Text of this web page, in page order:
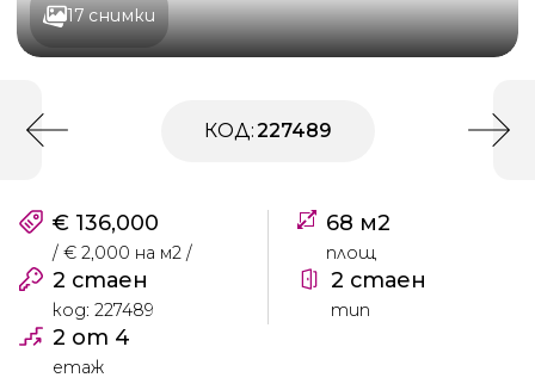
17 снимки
КОД:227489
€ 136,000
/ € 2,000 на м2 /
68 м2
площ
2 стаен
код: 227489
2 стаен
тип
2 от 4
етаж